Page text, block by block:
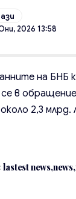
2026 13:58
на БНБ
в
2,3 млрд.
lastest news news